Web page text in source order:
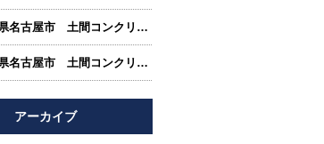
愛知県名古屋市 土間コンクリート工事 左官工事 真空 リングコンクリート工事 カッター工事 スタンプコン ク リート工事 株式会社名南フロアー求人募集中
愛知県名古屋市 土間コンクリート工事 左官工事 真空 リングコンクリート工事 カッター工事 スタンプコン ク リート工事 株式会社名南フロアー求人募集中
アーカイブ